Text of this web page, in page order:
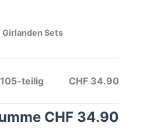
Sets
teilig CHF 34.90
CHF 34.90